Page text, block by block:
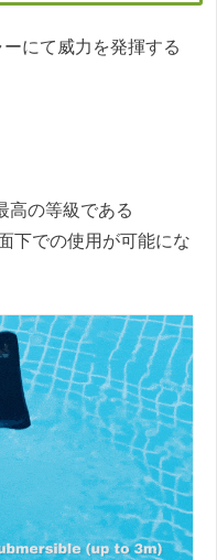
にて威力を発揮する
高の等級である
下での使用が可能にな